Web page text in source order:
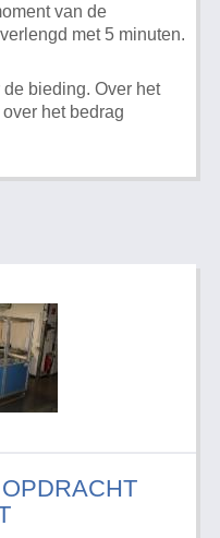
van de
met 5 minuten.
bieding. Over het
het bedrag